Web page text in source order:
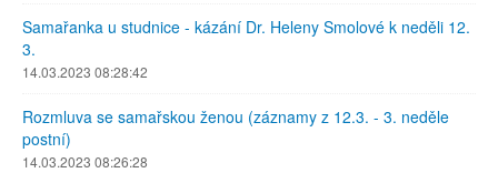
Samařanka u studnice - kázání Dr. Heleny Smolové k neděli 12.
3.
14.03.2023 08:28:42
Rozmluva se samařskou ženou (záznamy z 12.3. - 3. neděle
postní)
14.03.2023 08:26:28